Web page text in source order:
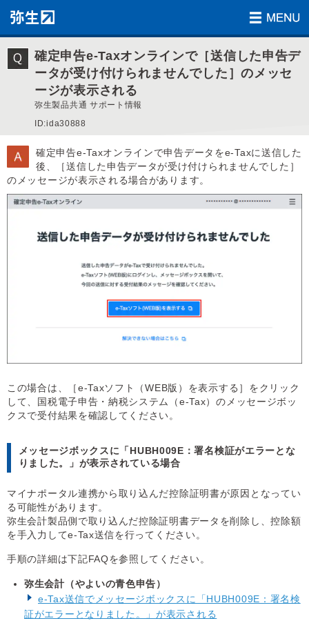
確定申告e-Taxオンラインで［送信した申告デ
ータが受け付けられませんでした］のメッセ
ージが表示される
弥生製品共通 サポート情報
ID:ida30888
確定申告e-Taxオンラインで申告データをe-Taxに送信した
後、［送信した申告データが受け付けられませんでした］
のメッセージが表示される場合があります。
この場合は、［e-Taxソフト（WEB版）を表示する］をクリック
して、国税電子申告・納税システム（e-Tax）のメッセージボッ
クスで受付結果を確認してください。
メッセージボックスに「HUBH009E：署名検証がエラーとな
りました。」が表示されている場合
マイナポータル連携から取り込んだ控除証明書が原因となってい
る可能性があります。
弥生会計製品側で取り込んだ控除証明書データを削除し、控除額
を手入力してe-Tax送信を行ってください。
手順の詳細は下記FAQを参照してください。
弥生会計（やよいの青色申告）
e-Tax送信でメッセージボックスに「HUBH009E：署名検
証がエラーとなりました。」が表示される